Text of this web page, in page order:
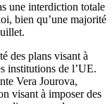
une interdiction totale
bien qu’une majorité
des plans visant à
institutions de l’UE.
Vera Jourova,
visant à imposer des